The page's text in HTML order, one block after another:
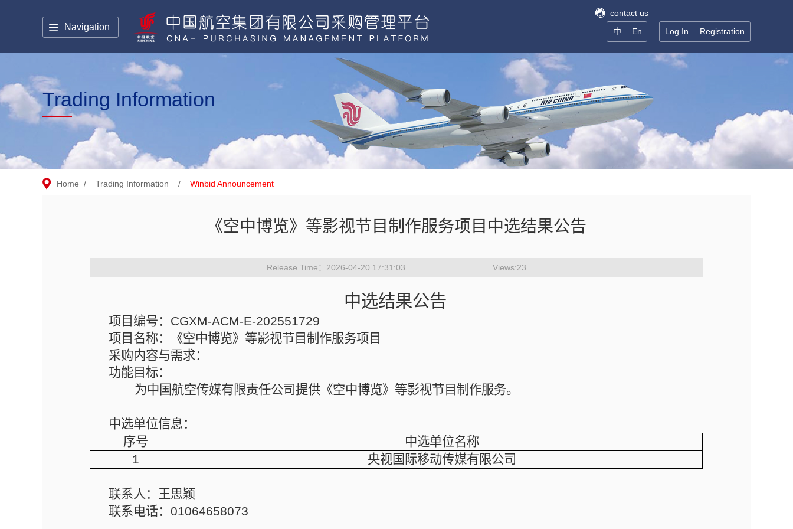
Navigation
contact us
中
En Log In Registration
Trading Information
Home / Trading Information / Winbid Announcement
《空中博览》等影视节目制作服务项目中选结果公告
Release Time：2026-04-20 17:31:03 Views:23
中选结果公告
项目编号：CGXM-ACM-E-202551729
项目名称：《空中博览》等影视节目制作服务项目
采购内容与需求：
功能目标：
为中国航空传媒有限责任公司提供 《空中博览》等影视节目制作服务。
中选单位信息：
序号
中选单位名称
1
央视国际移动传媒有限公司
联系人：王思颖
联系电话： 01064658073